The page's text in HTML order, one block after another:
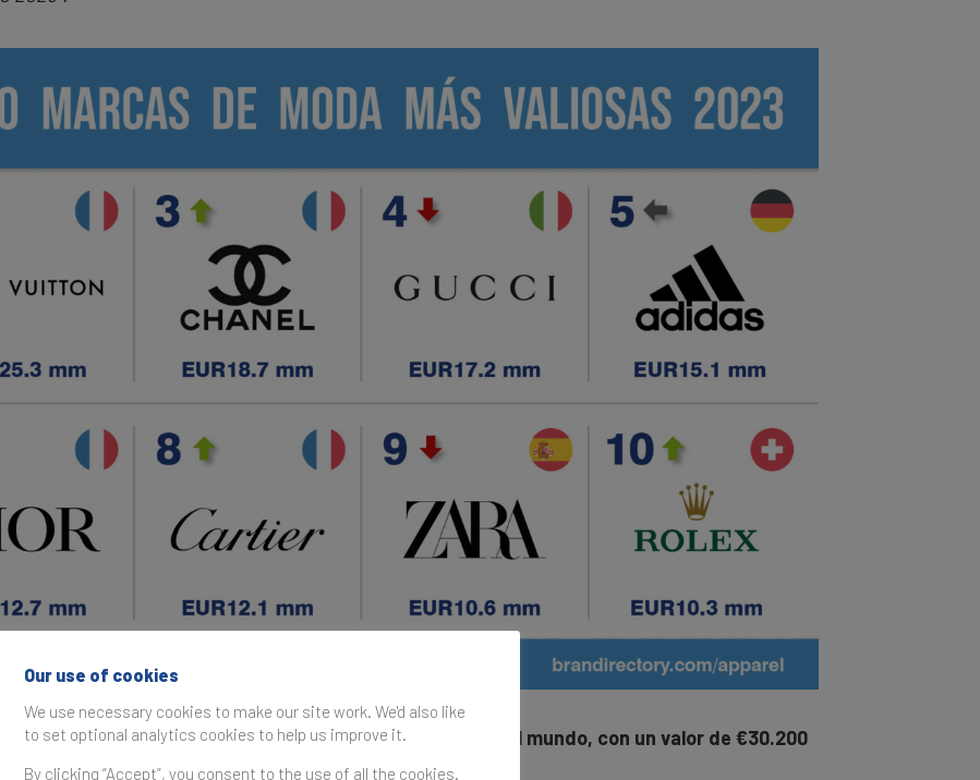
imbatible como la marca de ropa más valiosa del mundo, con un valor de €30.200
Our use of cookies
We use necessary cookies to make our site work. We'd also like
to set optional analytics cookies to help us improve it.
By clicking “Accept”, you consent to the use of all the cookies.